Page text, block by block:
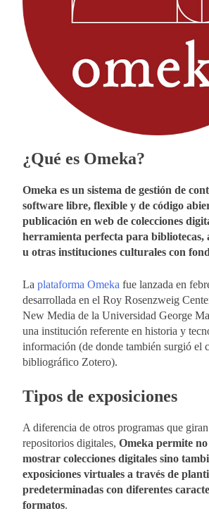
¿Qué es Omeka?
Omeka es un sistema de gestión de
software libre, flexible y de código
publicación en web de colecciones
herramienta perfecta para bibliotecas,
u otras instituciones culturales con
La plataforma Omeka fue lanzada en
desarrollada en el Roy Rosenzweig
New Media de la Universidad George
una institución referente en historia y
información (de donde también surgió el
bibliográfico Zotero).
Tipos de exposiciones
A diferencia de otros programas que
repositorios digitales, Omeka permite
mostrar colecciones digitales sino
exposiciones virtuales a través de
predeterminadas con diferentes
formatos.